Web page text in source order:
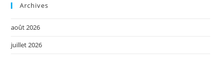
Archives
août 2026
juillet 2026